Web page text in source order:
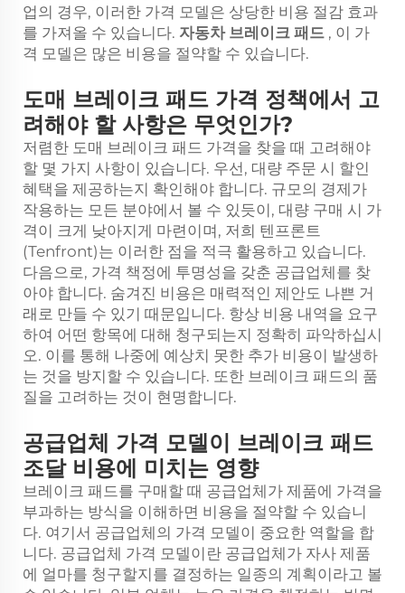
업의 경우, 이러한 가격 모델은 상당한 비용 절감 효과
를 가져올 수 있습니다. 자동차 브레이크 패드 , 이 가
격 모델은 많은 비용을 절약할 수 있습니다.
도매 브레이크 패드 가격 정책에서 고
려해야 할 사항은 무엇인가?
저렴한 도매 브레이크 패드 가격을 찾을 때 고려해야
할 몇 가지 사항이 있습니다. 우선, 대량 주문 시 할인
혜택을 제공하는지 확인해야 합니다. 규모의 경제가
작용하는 모든 분야에서 볼 수 있듯이, 대량 구매 시 가
격이 크게 낮아지게 마련이며, 저희 텐프론트
(Tenfront)는 이러한 점을 적극 활용하고 있습니다.
다음으로, 가격 책정에 투명성을 갖춘 공급업체를 찾
아야 합니다. 숨겨진 비용은 매력적인 제안도 나쁜 거
래로 만들 수 있기 때문입니다. 항상 비용 내역을 요구
하여 어떤 항목에 대해 청구되는지 정확히 파악하십시
오. 이를 통해 나중에 예상치 못한 추가 비용이 발생하
는 것을 방지할 수 있습니다. 또한 브레이크 패드의 품
질을 고려하는 것이 현명합니다.
공급업체 가격 모델이 브레이크 패드
조달 비용에 미치는 영향
브레이크 패드를 구매할 때 공급업체가 제품에 가격을
부과하는 방식을 이해하면 비용을 절약할 수 있습니
다. 여기서 공급업체의 가격 모델이 중요한 역할을 합
니다. 공급업체 가격 모델이란 공급업체가 자사 제품
에 얼마를 청구할지를 결정하는 일종의 계획이라고 볼